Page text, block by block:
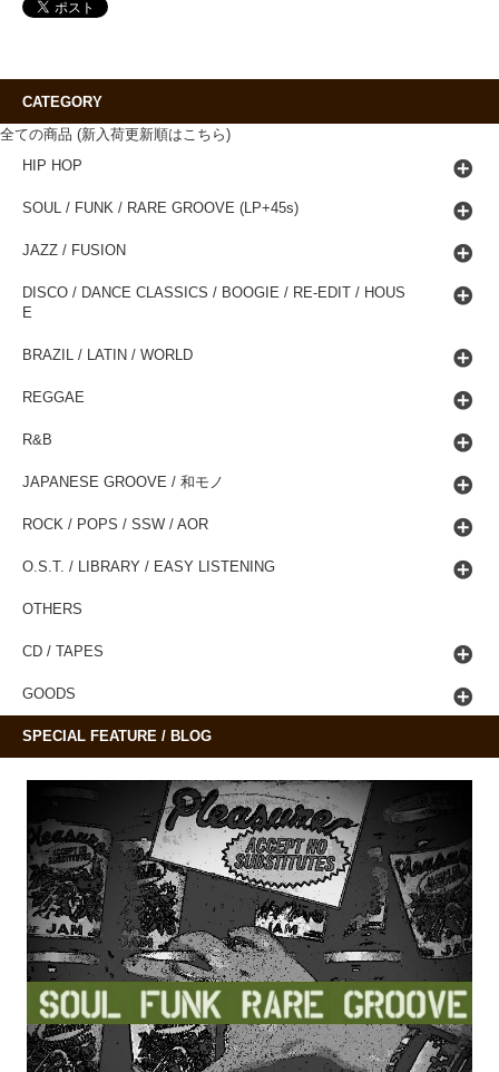
CATEGORY
全ての商品 (新入荷更新順はこちら)
HIP HOP
SOUL / FUNK / RARE GROOVE (LP+45s)
JAZZ / FUSION
DISCO / DANCE CLASSICS / BOOGIE / RE-EDIT / HOUS
E
BRAZIL / LATIN / WORLD
REGGAE
R&B
JAPANESE GROOVE / 和モノ
ROCK / POPS / SSW / AOR
O.S.T. / LIBRARY / EASY LISTENING
OTHERS
CD / TAPES
GOODS
SPECIAL FEATURE / BLOG